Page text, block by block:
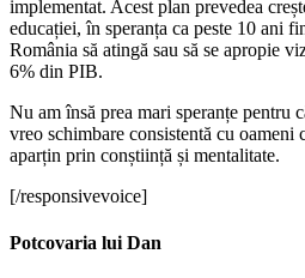
implementat. Acest plan prevedea
educației, în speranța ca peste 10 ani
România să atingă sau să se apropie
6% din PIB.
Nu am însă prea mari speranțe pentru
vreo schimbare consistentă cu oameni
aparțin prin conștiință și mentalitate.
[/responsivevoice]
Potcovaria lui Dan